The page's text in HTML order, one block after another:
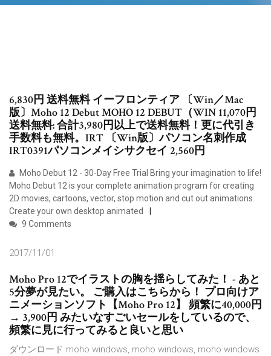
6,830円 送料無料 イーフロンティア 〔Win／Mac
版〕Moho 12 Debut MOHO 12 DEBUT（WIN 11,070円
送料無料: 合計3,980円以上で送料無料！更に代引き
手数料も無料。IRT 〔Win版〕パソコン名刺作成
IRT0391パソコンメイシサクセイ 2,560円
Moho Debut 12 - 30-Day Free Trial Bring your imagination to life!
Moho Debut 12 is your complete animation program for creating
2D movies, cartoons, vector, stop motion and cut out animations.
Create your own desktop animated
9 Comments
2017/11/01
Moho Pro 12でイラストの胸を揺らしてみた！ - あと
5分夢が見たい。 ご購入はこちらから！ プロ向けア
ニメーションソフト【Moho Pro 12】 頻繁に40,000円
→ 3,900円 みたいなすごいセールをしているので、
頻繁に見に行ってみると良いと思い
ダウンロード moho windows, moho windows, moho windows